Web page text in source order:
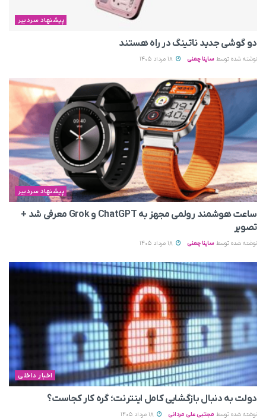
پیشنهاد سردبیر
دو گوشی جدید ناتینگ در راه هستند
نوشته شده توسط ساینا چمنی
پیشنهاد سردبیر
ساعت هوشمند رولمی مجهز به ChatGPT و Grok معرفی شد +
تصویر
نوشته شده توسط ساینا چمنی
اخبار داخلی
دولت به دنبال بازگشایی کامل اینترنت؛ گره کار کجاست؟
نوشته شده توسط مجتبی علی مردانی